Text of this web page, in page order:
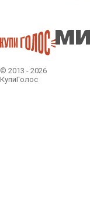
© 2013 - 2026
КупиГолос